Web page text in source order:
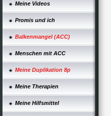
Meine Videos
Promis und ich
Balkenmangel (ACC)
Menschen mit ACC
Meine Duplikation 8p
Meine Therapien
Meine Hilfsmittel